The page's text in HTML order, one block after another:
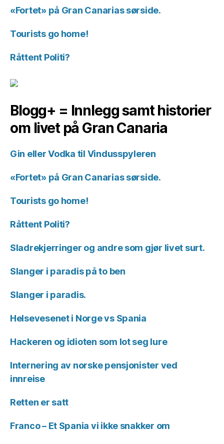
«Fortet» på Gran Canarias sørside.
Tourists go home!
Råttent Politi?
Blogg+ = Innlegg samt historier
om livet på Gran Canaria
Gin eller Vodka til Vindusspyleren
«Fortet» på Gran Canarias sørside.
Tourists go home!
Råttent Politi?
Sladrekjerringer og andre som gjør livet surt.
Slanger i paradis på to ben
Slanger i paradis.
Helsevesenet i Norge vs Spania
Hackeren og idioten som lot seg lure
Internering av norske pensjonister ved
innreise
Retten er satt
Franco – Et Spania vi ikke snakker om